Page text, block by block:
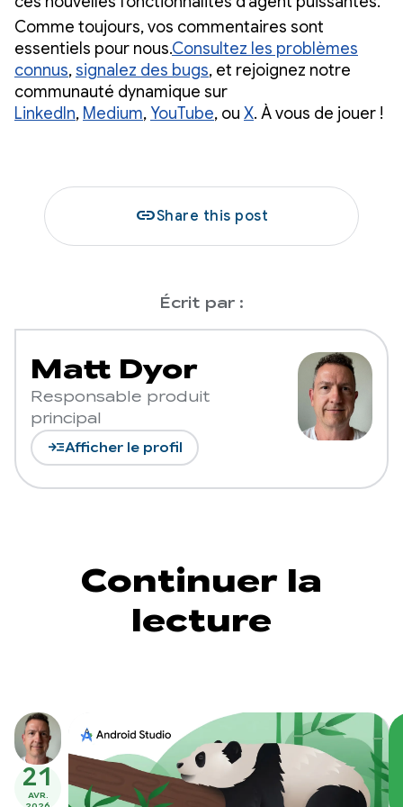
Comme toujours, vos commentaires sont
essentiels pour nous.Consultez les problèmes
connus,signalez des bugs, et rejoignez notre
communauté dynamique sur
LinkedIn, Medium,YouTube, ou X. À vous de jouer !
linkShare this post
Écrit par :
Matt Dyor
Responsable produit
principal
read_moreAfficher le profil
Continuer la
lecture
21
AVR.